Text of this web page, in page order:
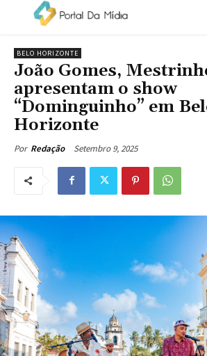
BELO HORIZONTE
João Gomes,
apresentam o show
“Dominguinho” em
Horizonte
Por Redação Setembro 9, 2025